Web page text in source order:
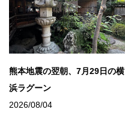
熊本地震の翌朝、7月29日の横
浜ラグーン
2026/08/04